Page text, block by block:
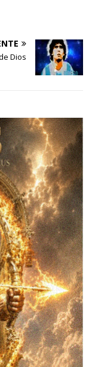
Dios